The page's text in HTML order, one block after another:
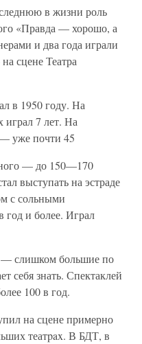
в жизни роль
«Правда — хорошо, а
и два года играли
сцене Театра
в 1950 году. На
играл 7 лет. На
уже почти 45
— до 150—170
выступать на эстраде
с сольными
год и более. Играл
слишком большие по
себя знать. Спектаклей
100 в год.
на сцене примерно
театpax. В БДТ, в